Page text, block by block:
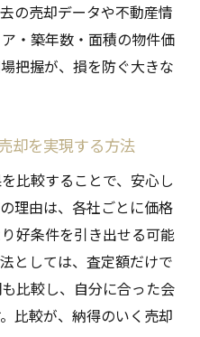
と費用の全知識
べき住宅売却の費用一
に与える影響を解説
と費用負担の内訳
却するための費用管理
を両立させるコツ
価格で売却を実現
の売却データや不動産情
・築年数・面積の物件価
把握が、損を防ぐ大きな
却を実現する方法
比較することで、安心し
理由は、各社ごとに価格
好条件を引き出せる可能
としては、査定額だけで
比較し、自分に合った会
比較が、納得のいく売却